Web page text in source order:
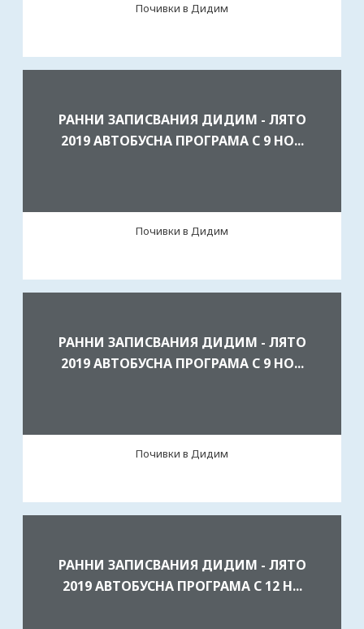
Почивки в Дидим
РАННИ ЗАПИСВАНИЯ ДИДИМ - ЛЯТО
2019 АВТОБУСНА ПРОГРАМА С 9 НО...
Почивки в Дидим
РАННИ ЗАПИСВАНИЯ ДИДИМ - ЛЯТО
2019 AВТОБУСНА ПРОГРАМА С 9 НО...
Почивки в Дидим
РАННИ ЗАПИСВАНИЯ ДИДИМ - ЛЯТО
2019 AВТОБУСНА ПРОГРАМА С 12 Н...